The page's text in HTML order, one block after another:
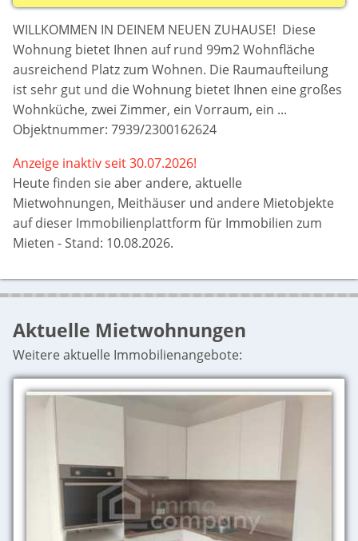
WILLKOMMEN IN DEINEM NEUEN ZUHAUSE! Diese
Wohnung bietet Ihnen auf rund 99m2 Wohnfläche
ausreichend Platz zum Wohnen. Die Raumaufteilung
ist sehr gut und die Wohnung bietet Ihnen eine großes
Wohnküche, zwei Zimmer, ein Vorraum, ein ...
Objektnummer: 7939/2300162624
Anzeige inaktiv seit 30.07.2026!
Heute finden sie aberandere, aktuelle
Mietwohnungen, Meithäuser und andere Mietobjekte
auf dieser Immobilienplattform für Immobilien zum
Mieten - Stand: 10.08.2026.
Aktuelle Mietwohnungen
Weitere aktuelle Immobilienangebote: